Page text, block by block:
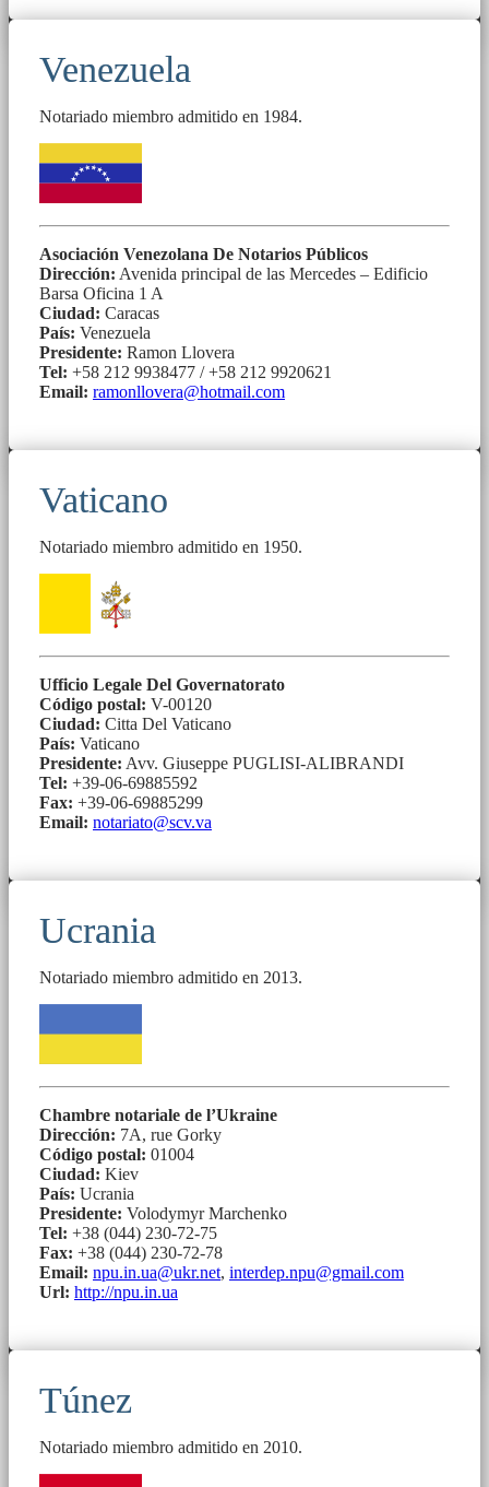
Venezuela
Notariado miembro admitido en 1984.
Asociación Venezolana De Notarios Públicos
Dirección: Avenida principal de las Mercedes – Edificio
Barsa Oficina 1 A
Ciudad: Caracas
País: Venezuela
Presidente: Ramon Llovera
Tel: +58 212 9938477 / +58 212 9920621
Email: ramonllovera@hotmail.com
Vaticano
Notariado miembro admitido en 1950.
Ufficio Legale Del Governatorato
Código postal: V-00120
Ciudad: Citta Del Vaticano
País: Vaticano
Presidente: Avv. Giuseppe PUGLISI-ALIBRANDI
Tel: +39-06-69885592
Fax: +39-06-69885299
Email: notariato@scv.va
Ucrania
Notariado miembro admitido en 2013.
Chambre notariale de l’Ukraine
Dirección: 7А, rue Gorky
Código postal: 01004
Ciudad: Kiev
País: Ucrania
Presidente: Volodymyr Marchenko
Tel: +38 (044) 230-72-75
Fax: +38 (044) 230-72-78
Email: npu.in.ua@ukr.net, interdep.npu@gmail.com
Url: http://npu.in.ua
Túnez
Notariado miembro admitido en 2010.